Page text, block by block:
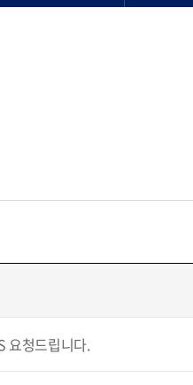
요청드립니다.